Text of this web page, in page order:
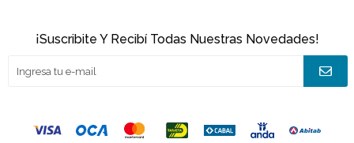
¡Suscribite Y Recibí Todas Nuestras Novedades!